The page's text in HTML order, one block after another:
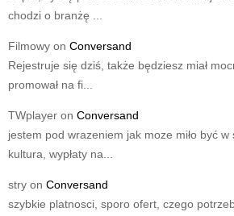
chodzi o branżę ...
Filmowy on Conversand
Rejestruje się dziś, także będziesz miał
promował na fi...
TWplayer on Conversand
jestem pod wrazeniem jak moze miło być w
kultura, wypłaty na...
stry on Conversand
szybkie platnosci, sporo ofert, czego